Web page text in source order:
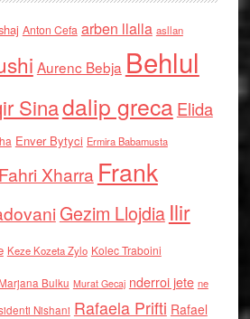
Anton Cefa arben llalla asllan
Aurenc Bebja Behlul
Sinadalip grecaElida
Enver Bytyci Ermira Babamusta
Fahri Xharra Frank
Gezim Llojdia Ilir
Keze Kozeta Zylo Kolec Traboini
Marjana Bulku Murat Gecaj nderroi jete ne
Nishani Rafaela Prifti Rafael